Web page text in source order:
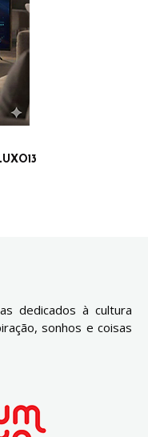
dedicados à cultura
sonhos e coisas